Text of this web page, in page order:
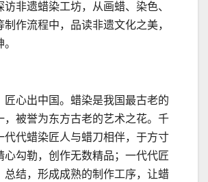
非遗蜡染工坊，从画蜡、染色、
制作流程中，品读非遗文化之美，
匠心出中国。蜡染是我国最古老的
，被誉为东方古老的艺术之花。千
代代蜡染匠人与蜡刀相伴，于方寸
心勾勒，创作无数精品；一代代匠
总结，形成成熟的制作工序，让蜡